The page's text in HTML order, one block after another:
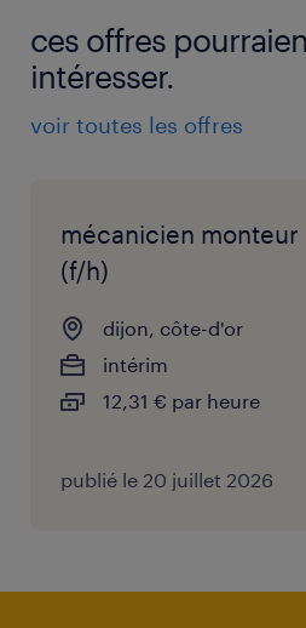
ces offres
intéresser.
voir toutes les offres
mécanicien monteur
(f/h)
dijon, côte-d'or
intérim
12,31 € par heure
publié le 20 juillet 2026